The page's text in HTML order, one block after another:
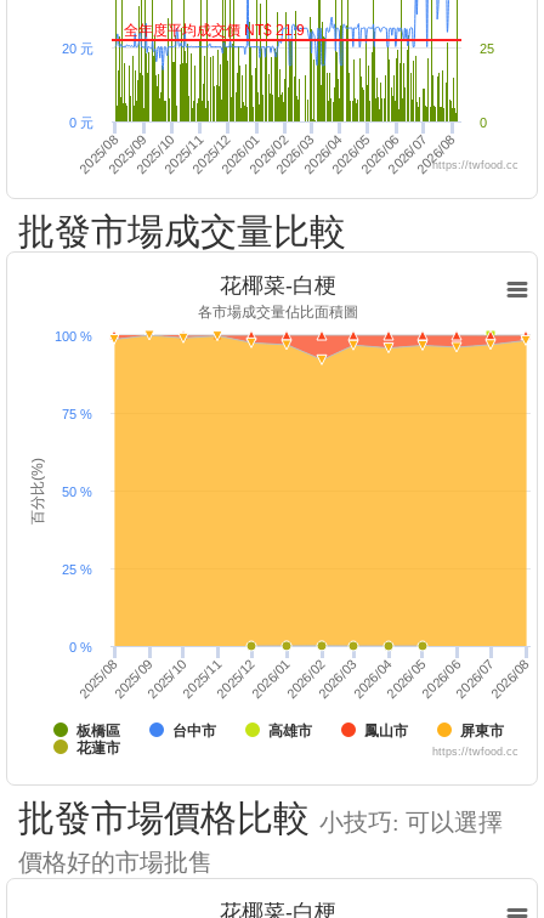
2025/082025/092025/102025/112025/122026/012026/022026/032026/042026/052026/062026/072026/08
0 元
20 元
0
25
https://twfood.cc
全年度平均成交價 NT$ 21.9
批發市場成交量比較
百分比(%)
花椰菜-白梗
各市場成交量佔比面積圖
板橋區 台中市 高雄市 鳳山市
屏東市
花蓮市
2025/082025/092025/102025/112025/122026/012026/022026/032026/042026/052026/062026/072026/08
0 %
25 %
50 %
75 %
100 %
https://twfood.cc
批發市場價格比較 小技巧: 可以選擇
價格好的市場批售
花椰菜-白梗